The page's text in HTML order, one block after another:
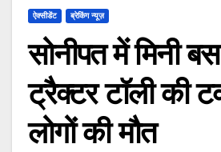
ऐक्सीडेंट ब्रेकिंग न्यूज़
सोनीपत में मिनी
ट्रैक्टर टॉली की
लोगों की मौत